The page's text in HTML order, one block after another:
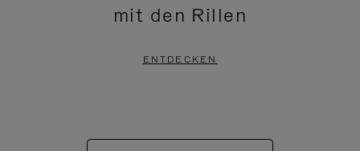
mit den Rillen
ENTDECKEN